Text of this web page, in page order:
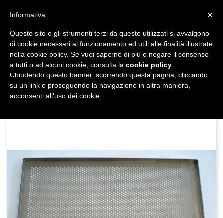
 shopping_cart
DAL 1977

MADE IN ITALY E UE
×
Informativa
Questo sito o gli strumenti terzi da questo utilizzati si avvalgono
di cookie necessari al funzionamento ed utili alle finalità illustrate
nella cookie policy. Se vuoi saperne di più o negare il consenso
a tutti o ad alcuni cookie, consulta la cookie policy
Chiudendo questo banner, scorrendo questa pagina, cliccando
su un link o proseguendo la navigazione in altra maniera,
acconsenti all’uso dei cookie.